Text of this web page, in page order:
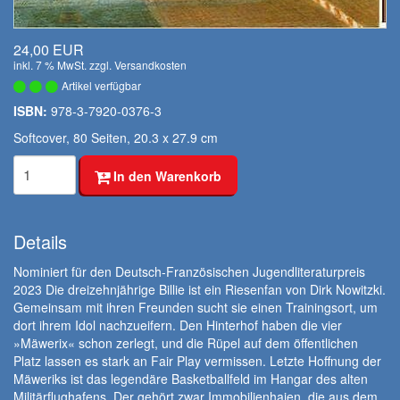
24,00 EUR
inkl. 7 % MwSt. zzgl. Versandkosten
Artikel verfügbar
ISBN: 978-3-7920-0376-3
Softcover, 80 Seiten, 20.3 x 27.9 cm
In den Warenkorb
Details
Nominiert für den Deutsch-Französischen Jugendliteraturpreis
2023 Die dreizehnjährige Billie ist ein Riesenfan von Dirk Nowitzki.
Gemeinsam mit ihren Freunden sucht sie einen Trainingsort, um
dort ihrem Idol nachzueifern. Den Hinterhof haben die vier
»Mäwerix« schon zerlegt, und die Rüpel auf dem öffentlichen
Platz lassen es stark an Fair Play vermissen. Letzte Hoffnung der
Mäweriks ist das legendäre Basketballfeld im Hangar des alten
Militärflughafens. Der gehört zwar Immobilienhaien, die aus dem